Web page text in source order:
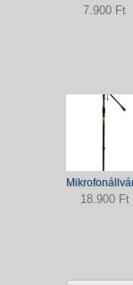
7.900 Ft
18.900 Ft